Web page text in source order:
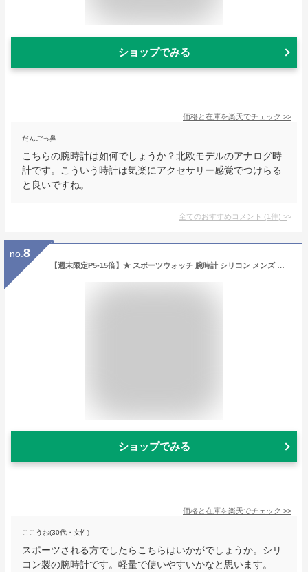
ショップでみる
価格と在庫を楽天でチェック >>
だんごっ鼻
こちらの腕時計は如何でしょうか？北欧モデルのアナログ時
計です。こういう時計は気楽にアクセサリー感覚でつけらる
と良いですね。
全てのおすすめコメント (1件) >
no. 8
【週末限定P5-15倍】★ スポーツウォッチ 腕時計 シリコン メンズ レディース RUPU ルプ ランニング ジム ウォーキング 運動 キッズ ジョギング スポーツ デジタル 軽量 ウォッチ SAVE THE BEACH プレゼント 【メール便OK】
ショップでみる
価格と在庫を楽天でチェック >>
ここうお(30代・女性)
スポーツされる方でしたらこちらはいかがでしょうか。シリ
コン製の腕時計です。軽量で使いやすいかなと思います。